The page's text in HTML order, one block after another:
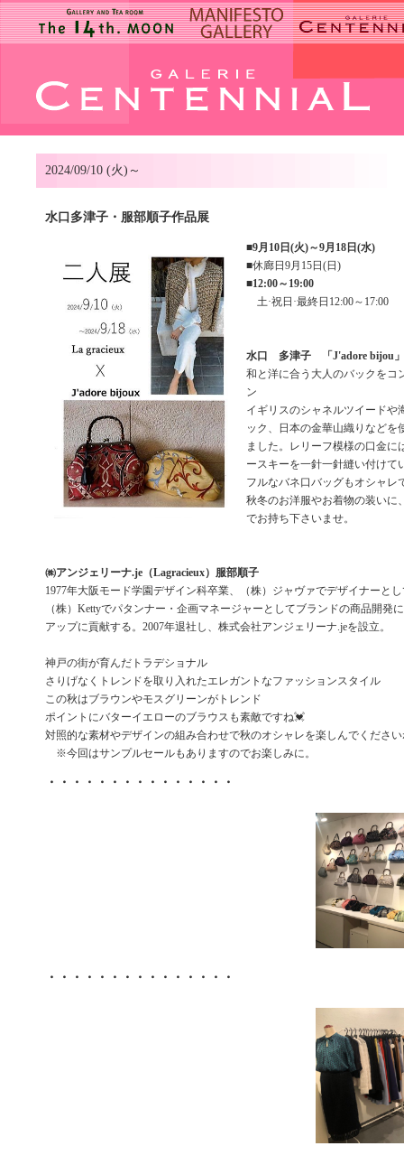
2024/09/10 (火)～
水口多津子・服部順子作品展
■9月10日(火)～9月18日(水)
■休廊日9月15日(日)
■12:00～19:00
土·祝日·最終日12:00～17:00
水口 多津子 「J'adore bijou」
和と洋に合う大人のバックをコ
ン
イギリスのシャネルツイードや
ック、日本の金華山織りなどを
ました。レリーフ模様の口金に
ースキーを一針一針縫い付けて
フルなバネ口バッグもオシャレ
秋冬のお洋服やお着物の装いに
でお持ち下さいませ。
㈱アンジェリーナ.je（Lagracieux）服部順子
1977年大阪モード学園デザイン科卒業、（株）ジャヴァでデザイナーと
（株）Kettyでパタンナー・企画マネージャーとしてブランドの商品開発
アップに貢献する。2007年退社し、株式会社アンジェリーナ.jeを設立。
神戸の街が育んだトラデショナル
さりげなくトレンドを取り入れたエレガントなファッションスタイル
この秋はブラウンやモスグリーンがトレンド
ポイントにバターイエローのブラウスも素敵ですね💓
対照的な素材やデザインの組み合わせで秋のオシャレを楽しんでください
※今回はサンプルセールもありますのでお楽しみに。
・・・・・・・・・・・・・・・
・・・・・・・・・・・・・・・